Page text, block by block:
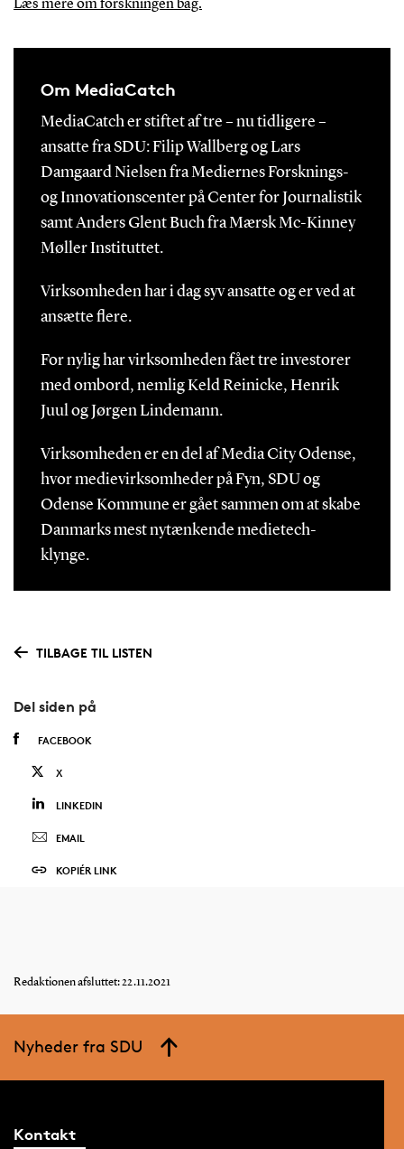
Læs mere om forskningen bag.
Om MediaCatch
MediaCatch er stiftet af tre – nu tidligere –
ansatte fra SDU: Filip Wallberg og Lars
Damgaard Nielsen fra Mediernes Forsknings-
og Innovationscenter på Center for Journalistik
samt Anders Glent Buch fra Mærsk Mc-Kinney
Møller Instituttet.
Virksomheden har i dag syv ansatte og er ved at
ansætte flere.
For nylig har virksomheden fået tre investorer
med ombord, nemlig Keld Reinicke, Henrik
Juul og Jørgen Lindemann.
Virksomheden er en del af Media City Odense,
hvor medievirksomheder på Fyn, SDU og
Odense Kommune er gået sammen om at skabe
Danmarks mest nytænkende medietech-
klynge.
TILBAGE TIL LISTEN
Del siden på
FACEBOOK
X
LINKEDIN
EMAIL
KOPIÉR LINK
Redaktionen afsluttet: 22.11.2021
Nyheder fra SDU
Kontakt